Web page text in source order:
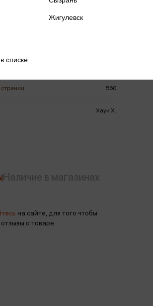
978-5-389-26750-3
страниц 560
Хауи Х.
на сайте, для того чтобы
о товаре.
Жигулевск
списке